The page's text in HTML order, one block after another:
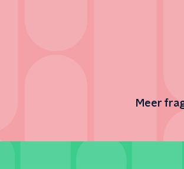
Meer